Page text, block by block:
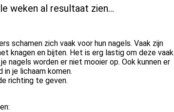
weken al resultaat zien...
schamen zich vaak voor hun nagels. Vaak zijn
knagen en bijten. Het is erg lastig om deze vaak
nagels worden er niet mooier op. Ook kunnen er
in je lichaam komen.
richting te geven.